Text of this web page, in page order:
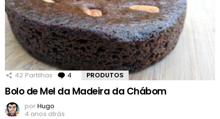
42 Partilhas 4 Comentários
PRODUTOS
Bolo de Mel da Madeira da Chábom
porHugo
4 anos atrás